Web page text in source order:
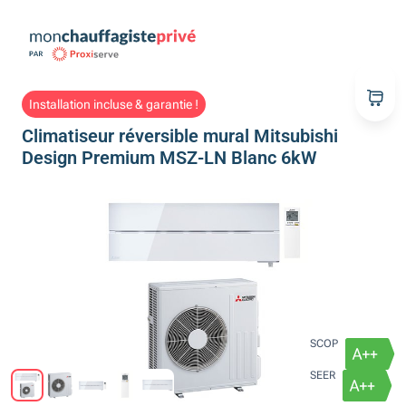
Installation incluse & garantie !
Climatiseur réversible mural Mitsubishi
Design Premium MSZ-LN Blanc 6kW
SCOP
SEER